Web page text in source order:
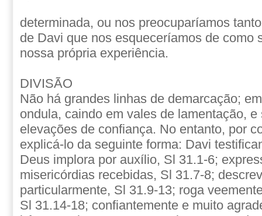
determinada, ou nos preocuparíamos
de Davi que nos esqueceríamos de como
nossa própria experiência.
DIVISÃO
Não há grandes linhas de demarcação;
ondula, caindo em vales de lamentação,
elevações de confiança. No entanto, por
explicá-lo da seguinte forma: Davi
Deus implora por auxílio, Sl 31.1-6;
misericórdias recebidas, Sl 31.7-8;
particularmente, Sl 31.9-13; roga
Sl 31.14-18; confiantemente e muito